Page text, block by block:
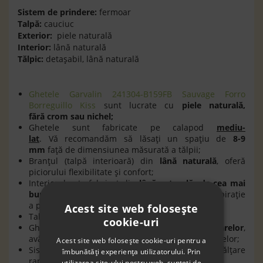
Sistem de prindere: fermoar
Talpă: cauciuc
Exterior: piele naturală
Interior: lână naturală
Tălpic: detaşabil, lână naturală
Ghetele Garvalin 241304-B159FB Sauvage Forro
Borreguillo Kiss sunt lucrate cu piele naturală,
fără crom sau nichel;
Ghetele sunt fabricate pe calapod mediu-
lat. Vă recomandăm să lăsaţi un spaţiu de 8-9
mm faţă de dimensiunea măsurată a tălpii;
Branţul (talpă interioară) din lână naturală, oferă
piciorului flexibilitate şi confort;
Interiorul este fabricat dinlână naturală de cea mai
buna calitate
. Incălţămintea asigură o bună respiraţie
a piciorului;
Talpa din cauciuc este
flexibilă şi antiderapantă
Ghetele
respectă forma anatomică a picioarelor,
având un spaţiu generos pentru degetele picioarelor;
Sistemul de prindere cufermoarpermite o încălţare
Acest site web folosește
cookie-uri
Acest site web folosește cookie-uri pentru a
îmbunătăți experiența utilizatorului. Prin